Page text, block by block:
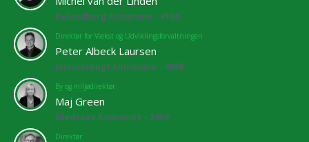
Kalundborg Kommune - 4108
Direktør for Vækst og Udviklingsforvaltningen
Peter Albeck Laursen
Jammerbugt Kommune - 4068
By og miljødirektør
Maj Green
Gladsaxe Kommune - 3460
Direktør